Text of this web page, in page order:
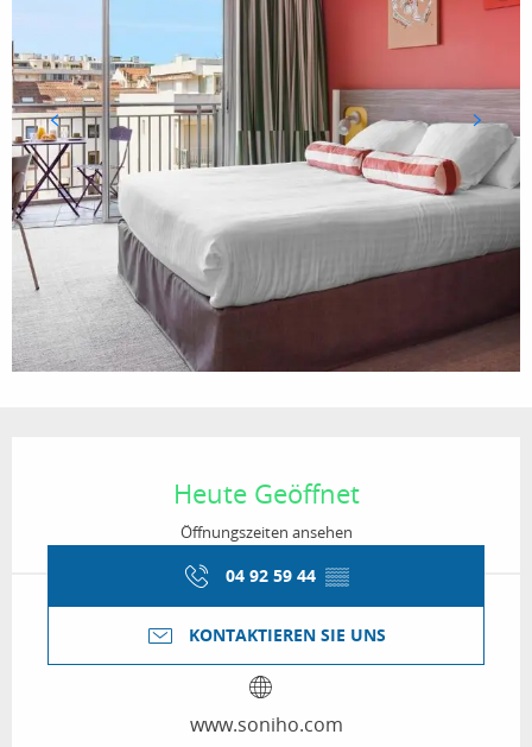
Heute Geöffnet
Öffnungszeiten ansehen
04 92 59 44 ▒▒
KONTAKTIEREN SIE UNS
www.soniho.com